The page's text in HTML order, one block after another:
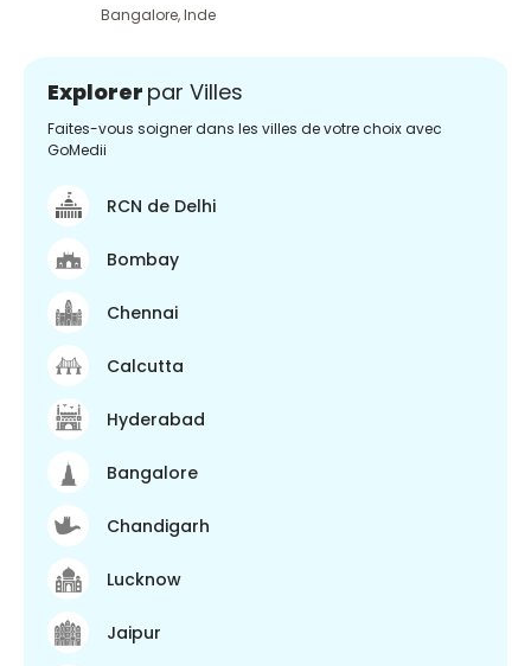
Bangalore,Inde
Explorer par Villes
Faites-vous soigner dans les villes de votre choix avec
GoMedii
RCN de Delhi
Bombay
Chennai
Calcutta
Hyderabad
Bangalore
Chandigarh
Lucknow
Jaipur